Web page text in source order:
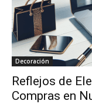
Decoración
Reflejos de
Compras en